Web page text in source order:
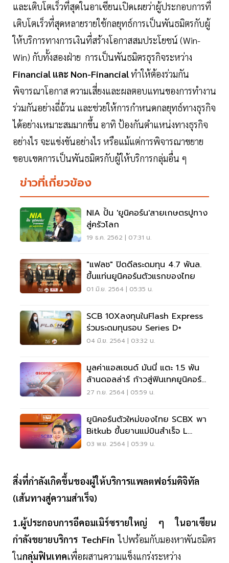
และเติบโตเร็วที่สุดในอาเซียนเปิดเผยว่าผู้ประกอบการที่
เติบโตเร็วที่สุดหลายรายใช้กลยุทธ์การเป็นพันธมิตรกับผู้
ให้บริการทางการเงินที่สร้างโอกาสสมประโยชน์ (Win-
Win) กับทั้งสองฝ่าย การเป็นพันธมิตรธุรกิจระหว่าง
Financial และ Non-Financialทำให้ต้องร่วมกัน
พิจารณาโอกาส ความเสี่ยงและผลตอบแทนของการทำงาน
ร่วมกันอย่างถี่ถ้วน และช่วยให้การกำหนดกลยุทธ์ทางธุรกิจ
ได้อย่างเหมาะสมมากขึ้น อาทิ ป้องกันตำแหน่งทางธุรกิจ
อย่างไร จะแข่งขันอย่างไร หรือแม้แต่การพิจารณาขยาย
ขอบเขตการเป็นพันธมิตรกับผู้ให้บริการกลุ่มอื่น ๆ
ข่าวที่เกี่ยวข้อง
NIA ปั้น 'ยูนิคอร์น'สายเกษตรปูทาง
สู่ครัวโลก
19 ธ.ค. 2562 | 07:31 น.
"แฟลช" ปิดดีลระดมทุน 4.7 พันล.
ขึ้นแท่นยูนิคอร์นตัวแรกของไทย
01 มิ.ย. 2564 | 05:35 น.
SCB 10XลงทุนในFlash Express
ร่วมระดมทุนรอบ Series D+
04 มิ.ย. 2564 | 03:32 น.
มูลค่าแอสเซนด์ มันนี่ แตะ 1.5 พัน
ล้านดอลล่าร์ ก้าวสู่ฟินเทคยูนิคอร์น
รายแรก
27 ก.ย. 2564 | 05:59 น.
ยูนิคอร์นตัวใหม่ของไทย SCBX พา
Bitkub ขึ้นยานแม่บินสำเร็จ L
THAN TALK 03/11/64
03 พ.ย. 2564 | 05:39 น.
สิ่งที่กำลังเกิดขึ้นของผู้ให้บริการแพลตฟอร์มดิจิทัล
(เส้นทางสู่ความสำเร็จ)
1.ผู้ประกอบการอีคอมเมิร์ซรายใหญ่ ๆ ในอาเซียน
กำลังขยายบริการ TechFinไปพร้อมกับมองหาพันธมิตร
ในกลุ่มฟินเทคเพื่อผสานความแข็งแกร่งระหว่าง